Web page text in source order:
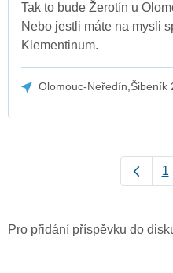
Tak to bude Žerotín u
Nebo jestli máte na mysli
Klementinum.
Olomouc-Neředín,Šibeník
1
Pro přidání příspěvku do